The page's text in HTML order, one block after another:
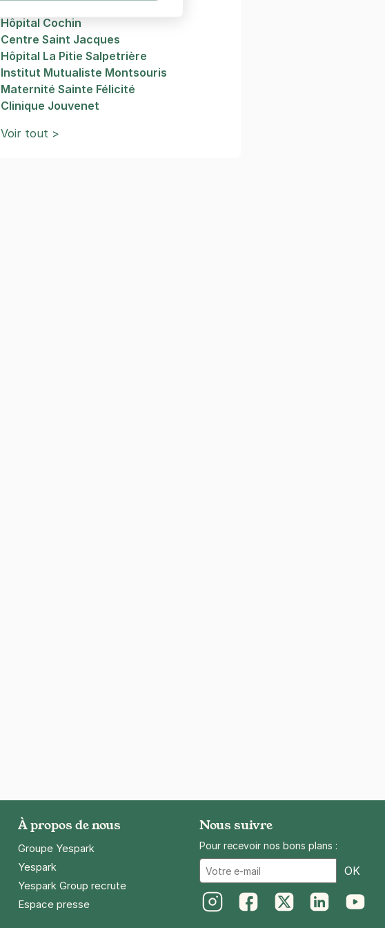
Hôpital Cochin
Centre Saint Jacques
Hôpital La Pitie Salpetrière
Institut Mutualiste Montsouris
Maternité Sainte Félicité
Clinique Jouvenet
Voir tout >
À propos de nous
Groupe Yespark
Yespark
Yespark Group recrute
Espace presse
Nous suivre
Pour recevoir nos bons plans :
OK